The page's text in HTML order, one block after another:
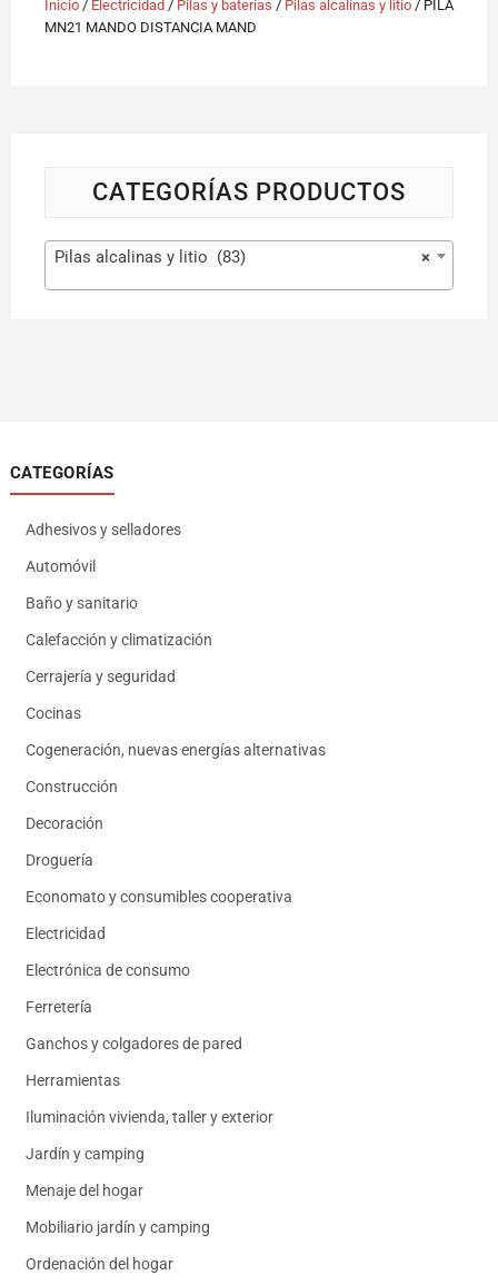
Inicio/ Electricidad / Pilas y baterías / Pilas alcalinas y litio/ PILA
MN21 MANDO DISTANCIA MAND
CATEGORÍAS PRODUCTOS
×
Pilas alcalinas y litio (83)
CATEGORÍAS
Adhesivos y selladores
Automóvil
Baño y sanitario
Calefacción y climatización
Cerrajería y seguridad
Cocinas
Cogeneración, nuevas energías alternativas
Construcción
Decoración
Droguería
Economato y consumibles cooperativa
Electricidad
Electrónica de consumo
Ferretería
Ganchos y colgadores de pared
Herramientas
Iluminación vivienda, taller y exterior
Jardín y camping
Menaje del hogar
Mobiliario jardín y camping
Ordenación del hogar